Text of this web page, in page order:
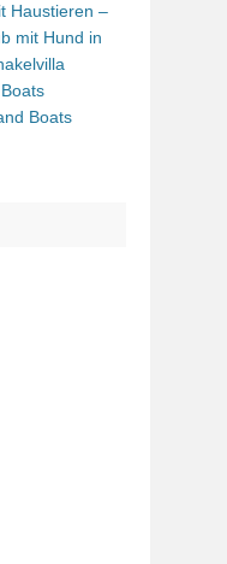
Haustieren –
mit Hund in
Boats